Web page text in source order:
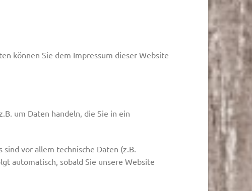
können Sie dem Impressum dieser Website
um Daten handeln, die Sie in ein
vor allem technische Daten (z.B.
automatisch, sobald Sie unsere Website